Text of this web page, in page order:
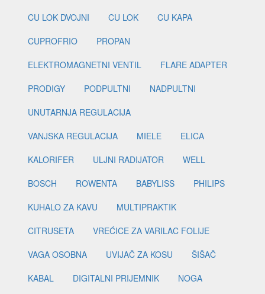
CU LOK DVOJNI
CU LOK
CU KAPA
CUPROFRIO
PROPAN
ELEKTROMAGNETNI VENTIL
FLARE ADAPTER
PRODIGY
PODPULTNI
NADPULTNI
UNUTARNJA REGULACIJA
VANJSKA REGULACIJA
MIELE
ELICA
KALORIFER
ULJNI RADIJATOR
WELL
BOSCH
ROWENTA BABYLISS
PHILIPS
KUHALO ZA KAVU
MULTIPRAKTIK
CITRUSETA
VREĆICE ZA VARILAC FOLIJE
VAGA OSOBNA
UVIJAČ ZA KOSU
ŠIŠAČ
KABAL
DIGITALNI PRIJEMNIK
NOGA